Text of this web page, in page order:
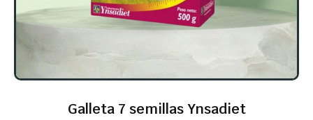
Galleta 7 semillas Ynsadiet